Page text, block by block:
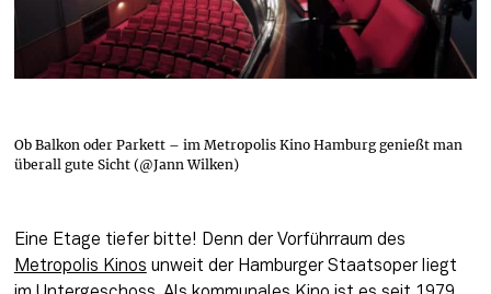
Ob Balkon oder Parkett – im Metropolis Kino Hamburg genießt man
überall gute Sicht (@Jann Wilken)
Metropolis Kinos unweit der Hamburger Staatsoper liegt